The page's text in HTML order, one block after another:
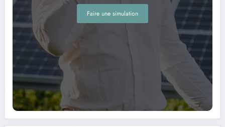
Faire une simulation